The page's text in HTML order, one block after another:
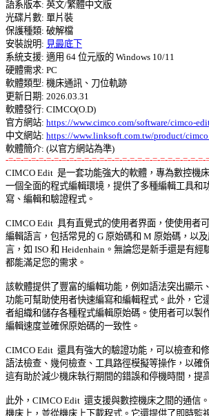
語系版本: 英文/繁體中文版
光碟片數: 單片裝
保護種類: 破解檔
安裝說明: 見最底下
系統支援: 適用 64 位元版的 Windows 10/11
硬體需求: PC
軟體類型: 機床通訊、刀位軌跡
更新日期: 2026.03.31
軟體發行: CIMCO(O.D)
官方網站: https://www.cimco.com/software/cimco-
中文網站: https://www.linksoft.com.tw/product/
-=-=-=-=-=-=-=-=-=-=-=-=-=-=-=-=-=-=-=-=-=-=-=-=-=-=-
CIMCO Edit  是一套功能強大的軟體，專為數控機
一個全面的程式編輯環境，提供了多種編輯工具和
寫、編輯和驗證程式。
CIMCO Edit  具有直覺式的使用者界面，使使用者
編輯語言，包括常見的 G 原始碼和 M 原始碼，以
言，如 ISO 和 Heidenhain。無論您是新手還是有
都能滿足您的需求。
該軟體提供了豐富的編輯功能，例如語法突出顯示
功能可幫助使用者快速編寫和編輯程式。此外，它
者組織和儲存各種程式編輯原始碼。使用者可以製
編輯速度並確保原始碼的一致性。
CIMCO Edit  還具有強大的驗證功能，可以檢查和
語法檢查、幾何檢查、工具路徑模擬等操作，以確
這有助於減少機床執行期間的錯誤和停機時間，提
此外，CIMCO Edit  還支援與數控機床之間的通信
機床上，並從機床上下載程式。它還提供了即時監